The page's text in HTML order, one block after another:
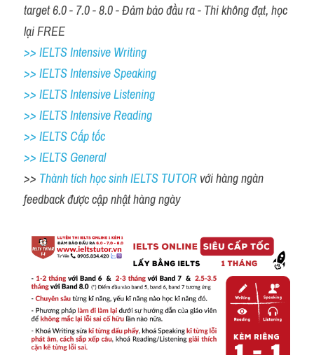
target 6.0 - 7.0 - 8.0 - Đảm bảo đầu ra - Thi không đạt, học
lại FREE
>> IELTS Intensive Writing
>> IELTS Intensive Speaking
>> IELTS Intensive Listening
>> IELTS Intensive Reading
>> IELTS Cấp tốc
>> IELTS General
>> Thành tích học sinh IELTS TUTOR với hàng ngàn
feedback được cập nhật hàng ngày